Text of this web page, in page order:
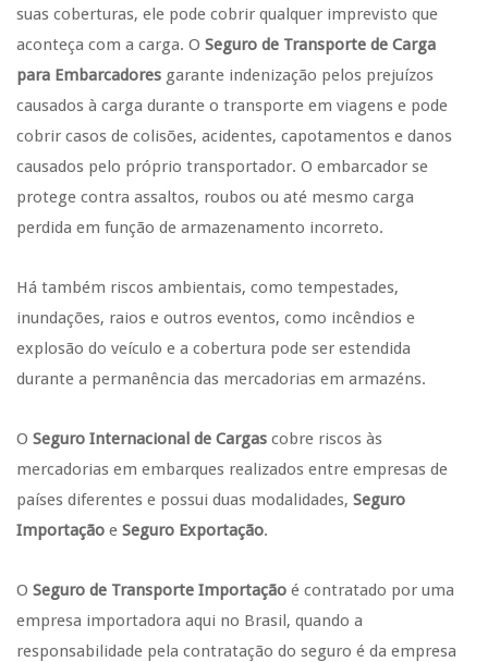
suas coberturas, ele pode cobrir qualquer imprevisto que
aconteça com a carga. O Seguro de Transporte de Carga
para Embarcadores garante indenização pelos prejuízos
causados à carga durante o transporte em viagens e pode
cobrir casos de colisões, acidentes, capotamentos e danos
causados pelo próprio transportador. O embarcador se
protege contra assaltos, roubos ou até mesmo carga
perdida em função de armazenamento incorreto.
Há também riscos ambientais, como tempestades,
inundações, raios e outros eventos, como incêndios e
explosão do veículo e a cobertura pode ser estendida
durante a permanência das mercadorias em armazéns.
O Seguro Internacional de Cargas cobre riscos às
mercadorias em embarques realizados entre empresas de
países diferentes e possui duas modalidades, Seguro
Importação e Seguro Exportação.
O Seguro de Transporte Importação é contratado por uma
empresa importadora aqui no Brasil, quando a
responsabilidade pela contratação do seguro é da empresa